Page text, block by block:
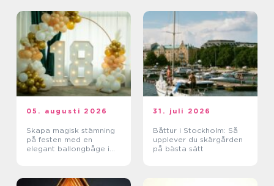
05. augusti 2026
Skapa magisk stämning
på festen med en
elegant ballongbåge i
31. juli 2026
Båttur i Stockholm: Så
upplever du skärgården
på bästa sätt